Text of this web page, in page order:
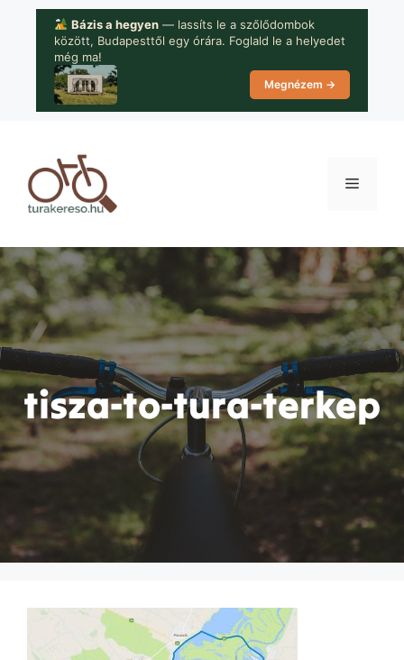
Kilépés
tartalomba
Bázis a hegyen— lassíts le a szőlődombok
között, Budapesttől egy órára. Foglald le a helyedet
még ma!
Megnézem →
Menü
tisza-to-tura-terkep